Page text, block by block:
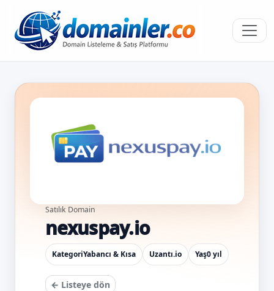
Satılık Domain
nexuspay.io
KategoriYabancı & Kısa Uzantı.io Yaş0 yıl
← Listeye dön